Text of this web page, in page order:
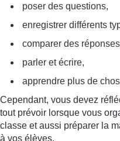
poser des questions,
enregistrer différents
comparer des
parler et écrire,
apprendre plus de
Cependant, vous devez
tout prévoir lorsque vous
classe et aussi préparer la
à vos élèves.